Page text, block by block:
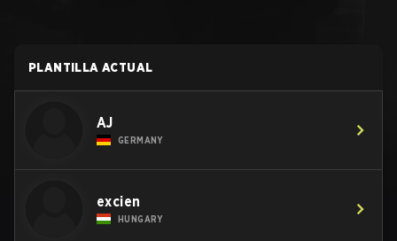
PLANTILLA ACTUAL
AJ
GERMANY
excien
HUNGARY